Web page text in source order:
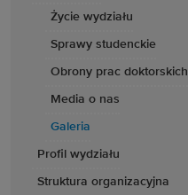
Życie wydziału
Sprawy studenckie
Obrony prac doktorskich
Media o nas
Galeria
Profil wydziału
Struktura organizacyjna